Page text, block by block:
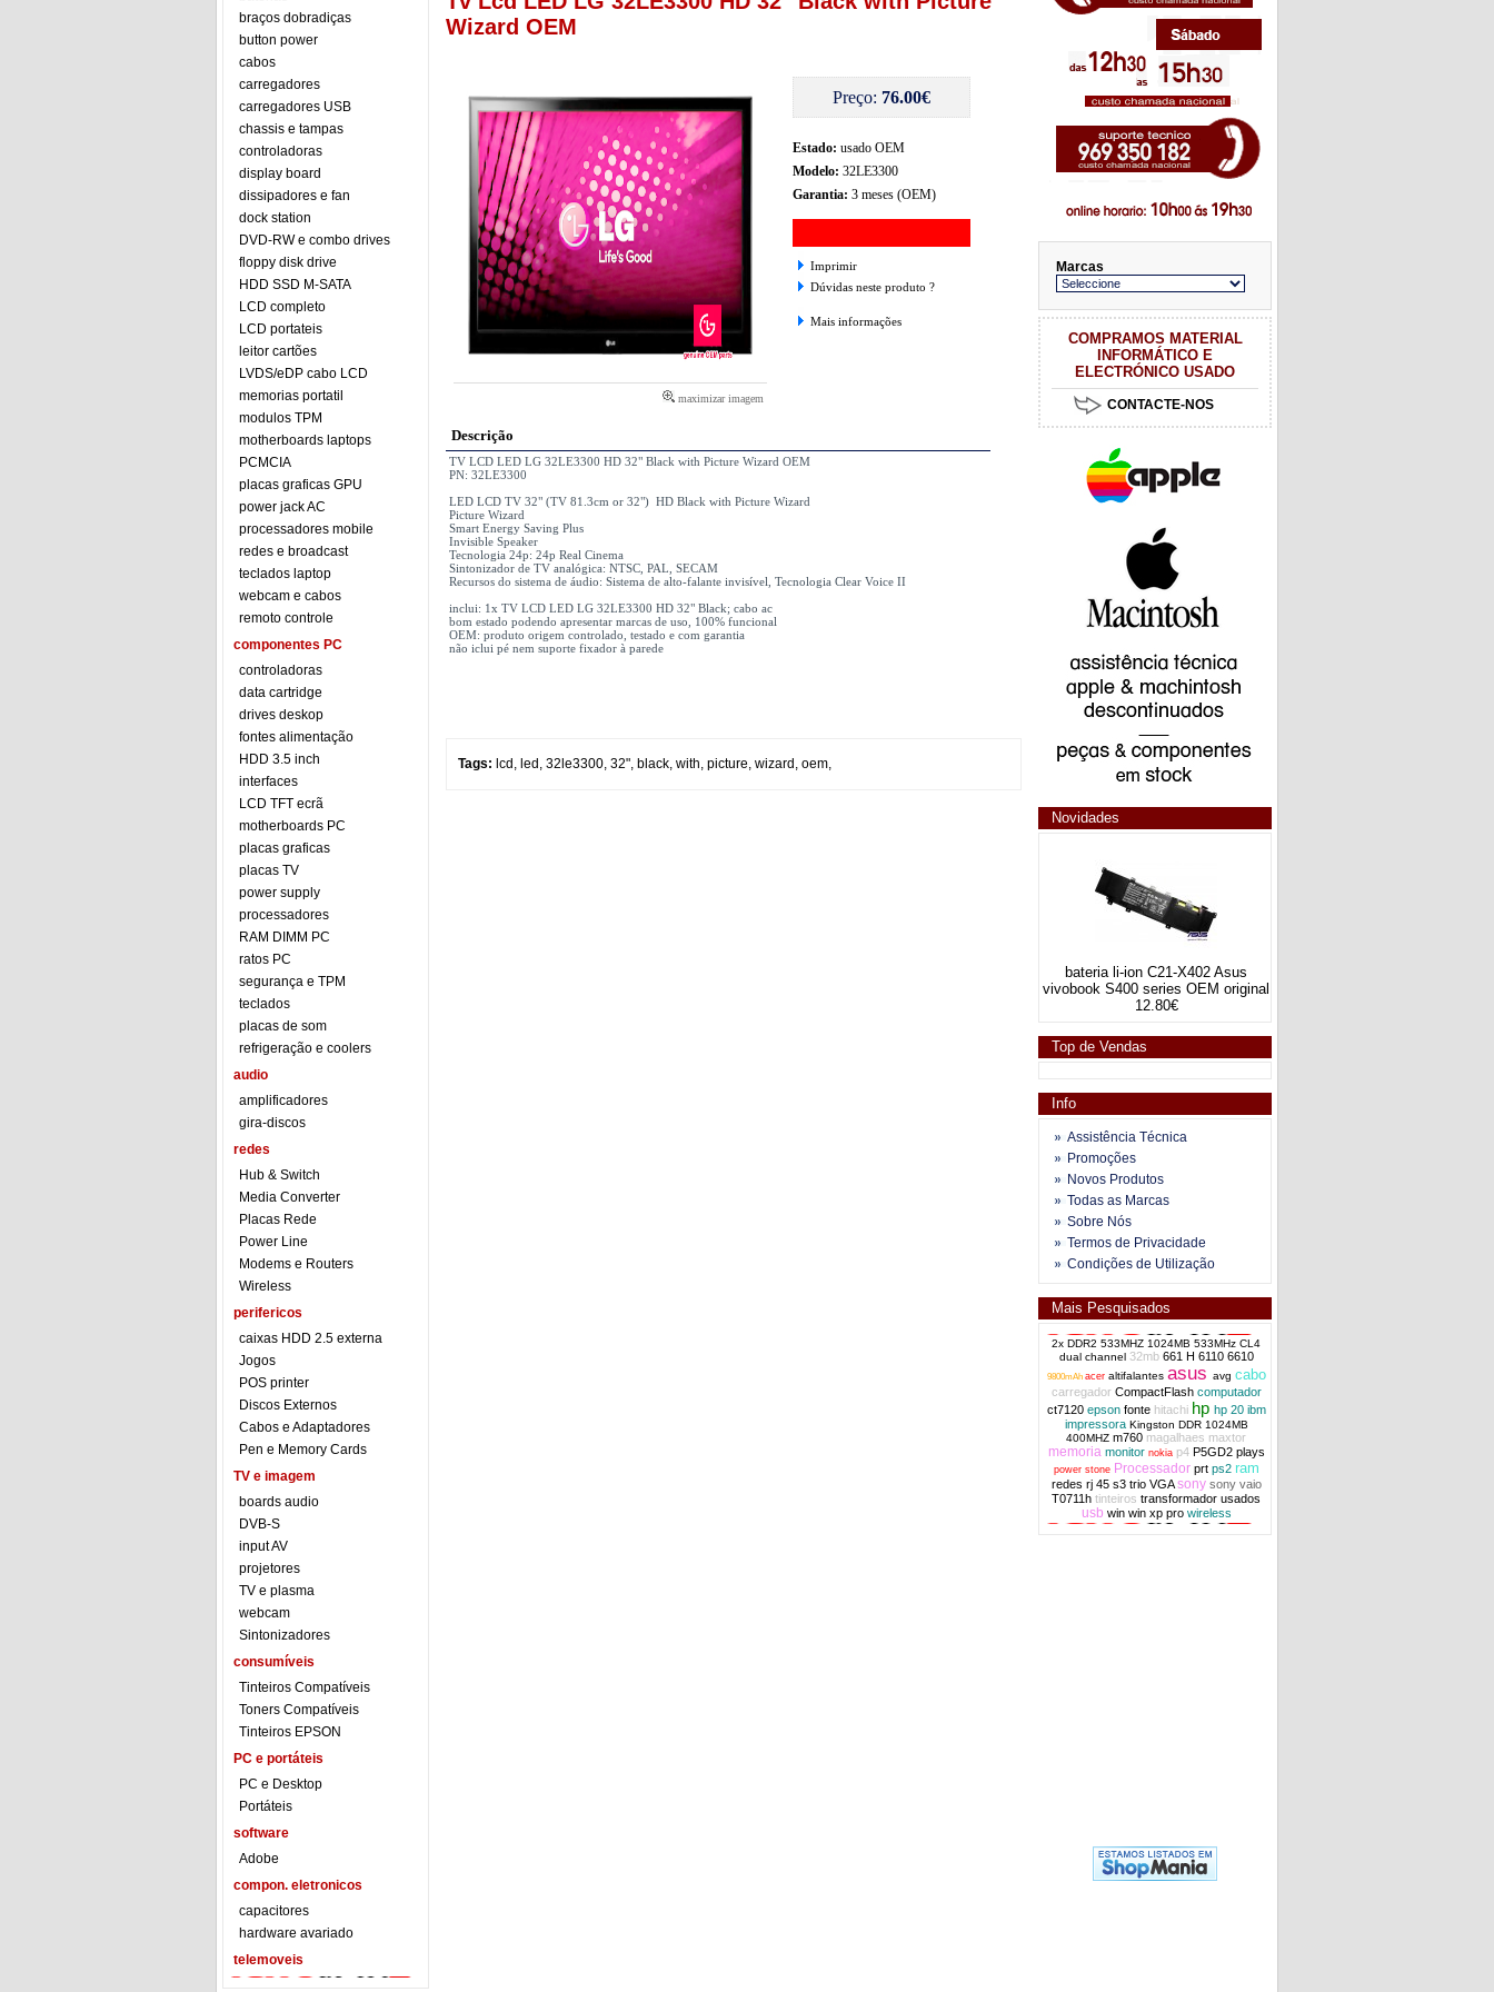
braços dobradiças
button power
cabos
carregadores
carregadores USB
chassis e tampas
controladoras
display board
dissipadores e fan
dock station
DVD-RW e combo drives
floppy disk drive
HDD SSD M-SATA
LCD completo
LCD portateis
leitor cartões
LVDS/eDP cabo LCD
memorias portatil
modulos TPM
motherboards laptops
PCMCIA
placas graficas GPU
power jack AC
processadores mobile
redes e broadcast
teclados laptop
webcam e cabos
remoto controle
componentes PC
controladoras
data cartridge
drives deskop
fontes alimentação
HDD 3.5 inch
interfaces
LCD TFT ecrã
motherboards PC
placas graficas
placas TV
power supply
processadores
RAM DIMM PC
ratos PC
segurança e TPM
teclados
placas de som
refrigeração e coolers
audio
amplificadores
gira-discos
redes
Hub & Switch
Media Converter
Placas Rede
Power Line
Modems e Routers
Wireless
perifericos
caixas HDD 2.5 externa
Jogos
POS printer
Discos Externos
Cabos e Adaptadores
Pen e Memory Cards
TV e imagem
boards audio
DVB-S
input AV
projetores
TV e plasma
webcam
Sintonizadores
consumíveis
Tinteiros Compatíveis
Toners Compatíveis
Tinteiros EPSON
PC e portáteis
PC e Desktop
Portáteis
software
Adobe
compon. eletronicos
capacitores
hardware avariado
telemoveis
Wizard OEM
maximizar imagem
Preço: 76.00€
Estado: usado OEM
Modelo: 32LE3300
Garantia: 3 meses (OEM)
Imprimir
Dúvidas neste produto ?
Mais informações
Descrição
TV LCD LED LG 32LE3300 HD 32" Black with Picture Wizard OEM
PN: 32LE3300
LED LCD TV 32" (TV 81.3cm or 32") HD Black with Picture Wizard
Picture Wizard
Smart Energy Saving Plus
Invisible Speaker
Tecnologia 24p: 24p Real Cinema
Sintonizador de TV analógica: NTSC, PAL, SECAM
Recursos do sistema de áudio: Sistema de alto-falante invisível, Tecnologia Clear Voice II
inclui: 1x TV LCD LED LG 32LE3300 HD 32" Black; cabo ac
bom estado podendo apresentar marcas de uso, 100% funcional
OEM: produto origem controlado, testado e com garantia
não iclui pé nem suporte fixador à parede
Tags: lcd , led , 32le3300, 32", black, with, picture, wizard , oem,
Marcas
COMPRAMOS MATERIAL
INFORMÁTICO E
ELECTRÓNICO USADO
CONTACTE-NOS
Novidades
bateria li-ion C21-X402 Asus
vivobook S400 series OEM original
12.80€
Top de Vendas
Info
Assistência Técnica
Promoções
Novos Produtos
Todas as Marcas
Sobre Nós
Termos de Privacidade
Condições de Utilização
Mais Pesquisados
2x DDR2 533MHZ 1024MB 533MHz CL4
dual channel 32mb 661 H 6110 6610
9800mAh acer altifalantes asus avg cabo
carregador CompactFlash computador
ct7120 epson fonte hitachi hp hp 20 ibm
impressora Kingston DDR 1024MB
400MHZ m760 magalhaes maxtor
memoria monitor nokia p4 P5GD2 plays
power stone Processador prt ps2 ram
redes rj 45 s3 trio VGAsony sony vaio
T0711h tinteiros transformador usados
usb win win xp pro wireless